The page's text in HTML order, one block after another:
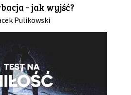
- jak wyjść?
Pulikowski